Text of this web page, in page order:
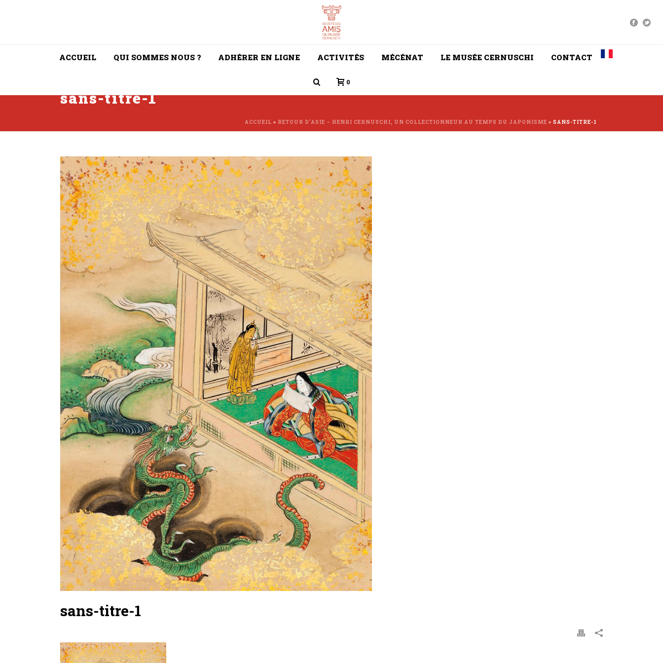
ACCUEIL QUI SOMMES NOUS ? ADHÉRER EN LIGNE ACTIVITÉS MÉCÉNAT LE MUSÉE CERNUSCHI CONTACT
0
sans-titre-1
ACCUEIL » RETOUR D’ASIE – HENRI CERNUSCHI, UN COLLECTIONNEUR AU TEMPS DU JAPONISME » SANS-TITRE-1
sans-titre-1